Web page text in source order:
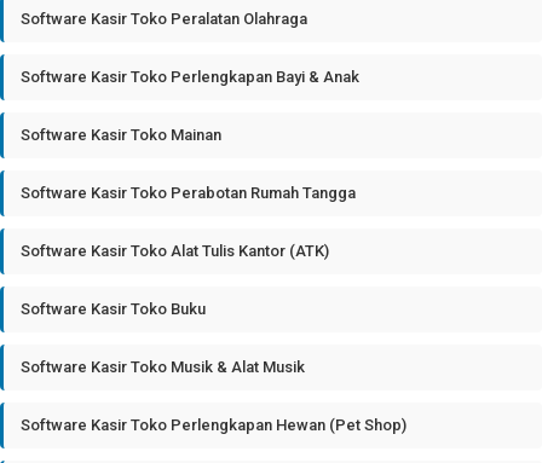
Software Kasir Toko Peralatan Olahraga
Software Kasir Toko Perlengkapan Bayi & Anak
Software Kasir Toko Mainan
Software Kasir Toko Perabotan Rumah Tangga
Software Kasir Toko Alat Tulis Kantor (ATK)
Software Kasir Toko Buku
Software Kasir Toko Musik & Alat Musik
Software Kasir Toko Perlengkapan Hewan (Pet Shop)